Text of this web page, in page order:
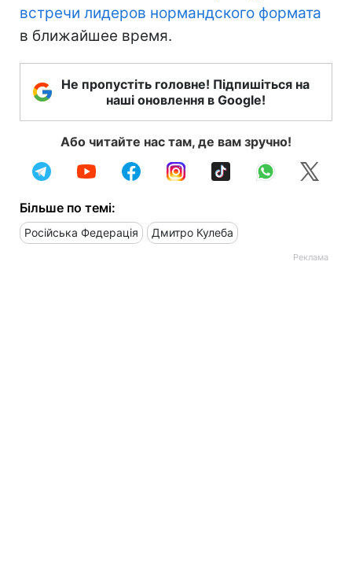
встречи лидеров нормандского формата
в ближайшее время.
Не пропустіть головне! Підпишіться на
наші оновлення в Google!
Або читайте нас там, де вам зручно!
Більше по темі:
Російська Федерація Дмитро Кулеба